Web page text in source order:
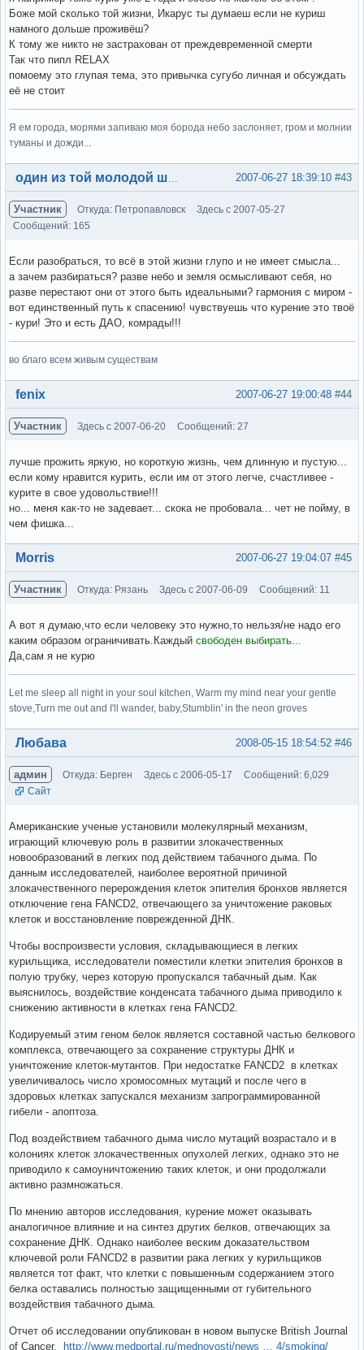
Боже мой сколько той жизни, Икарус ты думаеш если не куриш
намного дольше проживёш?
К тому же никто не застрахован от преждевременной смерти
Так что пипл RELAX
помоему это глупая тема, это привычка сугубо личная и обсуждать
её не стоит
Я ем города, морями запиваю моя борода небо заслоняет, гром и молнии
туманы и дожди...
Вне форума #43
2007-06-27 18:39:10
Участник Откуда: Петропавловск
Здесь с 2007-05-27
Сообщений: 165
Если разобраться, то всё в этой жизни глупо и не имеет смысла...
а зачем разбираться? разве небо и земля осмысливают себя, но
разве перестают они от этого быть идеальными? гармония с миром -
вот единственный путь к спасению! чувствуешь что курение это твоё
- кури! Это и есть ДАО, комрады!!!
во благо всем живым существам
Вне форума #44
2007-06-27 19:00:48
fenix
Участник Здесь с 2007-06-20 Сообщений: 27
лучше прожить яркую, но короткую жизнь, чем длинную и пустую...
если кому нравится курить, если им от этого легче, счастливее -
курите в свое удовольствие!!!
но... меня как-то не задевает... скока не пробовала... чет не пойму, в
чем фишка...
Вне форума #45
2007-06-27 19:04:07
Morris
Участник Откуда: Рязань Здесь с 2007-06-09 Сообщений: 11
А вот я думаю,что если человеку это нужно,то нельзя/не надо его
каким образом ограничивать.Каждый свободен выбирать...
Да,сам я не курю
Let me sleep all night in your soul kitchen, Warm my mind near your gentle
stove,Turn me out and I'll wander, baby,Stumblin' in the neon groves
Вне форума #46
2008-05-15 18:54:52
Любава
админ Откуда: Берген Здесь с 2006-05-17
Сообщений: 6,029
Сайт
Американские ученые установили молекулярный механизм,
играющий ключевую роль в развитии злокачественных
новообразований в легких под действием табачного дыма. По
данным исследователей, наиболее вероятной причиной
злокачественного перерождения клеток эпителия бронхов является
отключение гена FANCD2, отвечающего за уничтожение раковых
клеток и восстановление поврежденной ДНК.
Чтобы воспроизвести условия, складывающиеся в легких
курильщика, исследователи поместили клетки эпителия бронхов в
полую трубку, через которую пропускался табачный дым. Как
выяснилось, воздействие конденсата табачного дыма приводило к
снижению активности в клетках гена FANCD2.
Кодируемый этим геном белок является составной частью белкового
комплекса, отвечающего за сохранение структуры ДНК и
уничтожение клеток-мутантов. При недостатке FANCD2 в клетках
увеличивалось число хромосомных мутаций и после чего в
здоровых клетках запускался механизм запрограммированной
гибели - апоптоза.
Под воздействием табачного дыма число мутаций возрастало и в
колониях клеток злокачественных опухолей легких, однако это не
приводило к самоуничтожению таких клеток, и они продолжали
активно размножаться.
По мнению авторов исследования, курение может оказывать
аналогичное влияние и на синтез других белков, отвечающих за
сохранение ДНК. Однако наиболее веским доказательством
ключевой роли FANCD2 в развитии рака легких у курильщиков
является тот факт, что клетки с повышенным содержанием этого
белка оставались полностью защищенными от губительного
воздействия табачного дыма.
Отчет об исследовании опубликован в новом выпуске British Journal
of Cancer. http://www.medportal.ru/mednovosti/news … 4/smoking/